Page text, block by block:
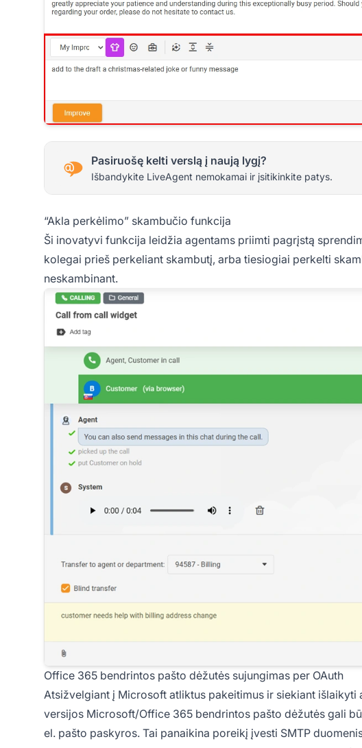
Pasiruošę kelti verslą į naują lygį?
Išbandykite LiveAgent nemokamai ir įsitikinkite patys.
“Akla perkėlimo” skambučio funkcija
Ši inovatyvi funkcija leidžia agentams priimti pagrįstą
kolegai prieš perkeliant skambutį, arba tiesiogiai perkelti
neskambinant.
Office 365 bendrintos pašto dėžutės sujungimas per OAuth
Atsižvelgiant į Microsoft atliktus pakeitimus ir siekiant išlaikyti
versijos Microsoft/Office 365 bendrintos pašto dėžutės gali
el. pašto paskyros. Tai panaikina poreikį įvesti SMTP